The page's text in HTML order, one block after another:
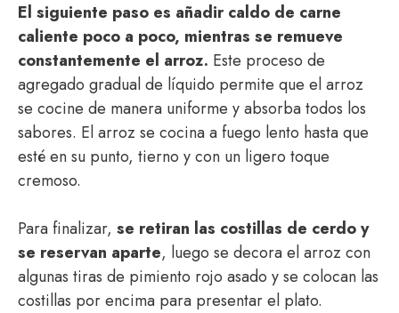
El siguiente paso es añadir caldo de carne
caliente poco a poco, mientras se remueve
constantemente el arroz. Este proceso de
agregado gradual de líquido permite que el arroz
se cocine de manera uniforme y absorba todos los
sabores. El arroz se cocina a fuego lento hasta que
esté en su punto, tierno y con un ligero toque
cremoso.
Para finalizar, se retiran las costillas de cerdo y
se reservan aparte, luego se decora el arroz con
algunas tiras de pimiento rojo asado y se colocan las
costillas por encima para presentar el plato.